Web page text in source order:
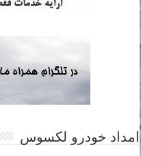
امداد خودرو لکسوس